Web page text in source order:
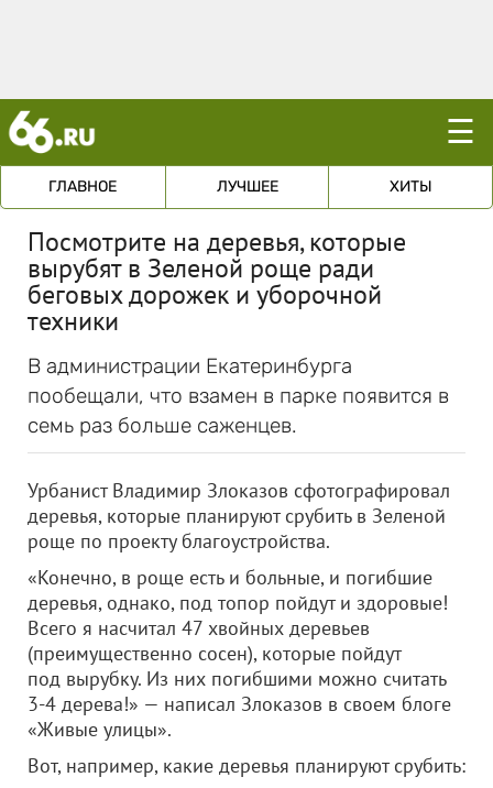
☰
ГЛАВНОЕ ЛУЧШЕЕ ХИТЫ
Посмотрите на деревья, которые
вырубят в Зеленой роще ради
беговых дорожек и уборочной
техники
В администрации Екатеринбурга
пообещали, что взамен в парке появится в
семь раз больше саженцев.
Урбанист Владимир Злоказов сфотографировал
деревья, которые планируют срубить в Зеленой
роще по проекту благоустройства.
«Конечно, в роще есть и больные, и погибшие
деревья, однако, под топор пойдут и здоровые!
Всего я насчитал 47 хвойных деревьев
(преимущественно сосен), которые пойдут
под вырубку. Из них погибшими можно считать
3-4 дерева!» — написал Злоказов в своем блоге
«Живые улицы».
Вот, например, какие деревья планируют срубить: